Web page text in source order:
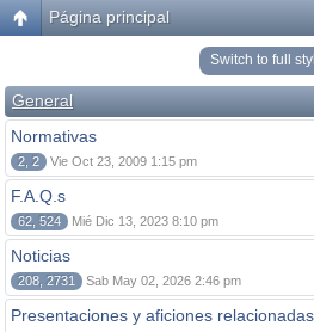
Página principal
Switch to full
General
Normativas
2, 2 Vie Oct 23, 2009 1:15 pm
F.A.Q.s
62, 524 Mié Dic 13, 2023 8:10 pm
Noticias
208, 2731 Sab May 02, 2026 2:46 pm
Presentaciones y aficiones